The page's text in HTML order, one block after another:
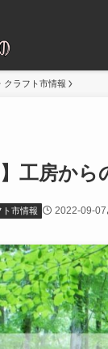
クラフト市情報
】工房か
市情報 2022-09-07